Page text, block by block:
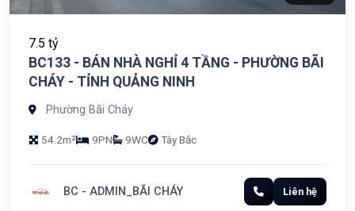
7.5 tỷ
BC133 - BÁN NHÀ NGHỈ 4 TẦNG - PHƯỜNG BÃI
CHÁY - TỈNH QUẢNG NINH
Phường Bãi Cháy
54.2m² 9PN 9WC Tây Bắc
BC - ADMIN_BÃI CHÁY Liên hệ